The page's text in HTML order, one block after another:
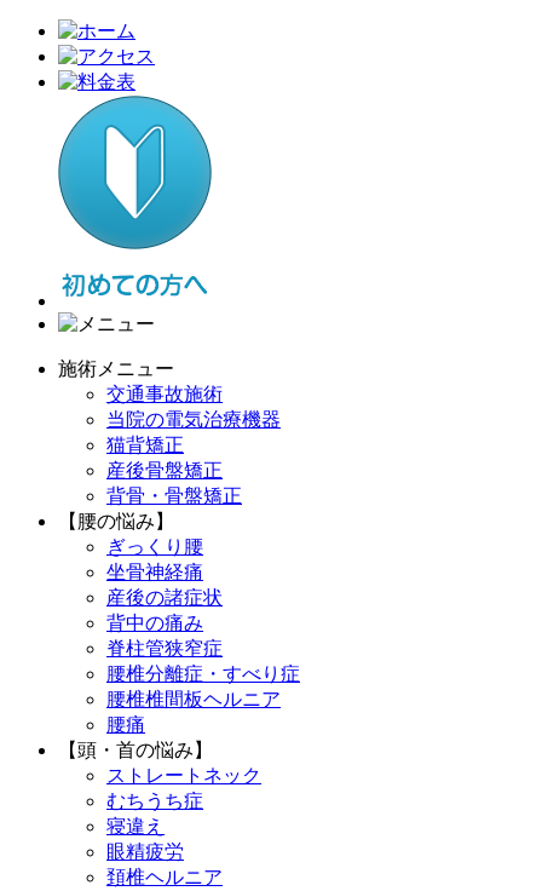
施術メニュー
交通事故施術
当院の電気治療機器
猫背矯正
産後骨盤矯正
背骨・骨盤矯正
【腰の悩み】
ぎっくり腰
坐骨神経痛
産後の諸症状
背中の痛み
脊柱管狭窄症
腰椎分離症・すべり症
腰椎椎間板ヘルニア
腰痛
【頭・首の悩み】
ストレートネック
むちうち症
寝違え
眼精疲労
頚椎ヘルニア